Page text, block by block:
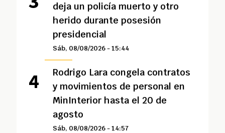
deja un policía muerto y otro
herido durante posesión
presidencial
Sáb, 08/08/2026 - 15:44
Rodrigo Lara congela contratos
y movimientos de personal en
MinInterior hasta el 20 de
agosto
Sáb, 08/08/2026 - 14:57